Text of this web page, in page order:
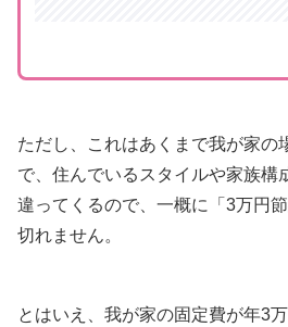
ただし、これはあくまで我が家の
で、住んでいるスタイルや家族構
違ってくるので、一概に「3万円
切れません。
とはいえ、我が家の固定費が年3